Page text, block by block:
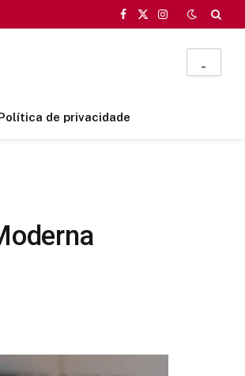
Facebook
X
Instagram
de privacidade